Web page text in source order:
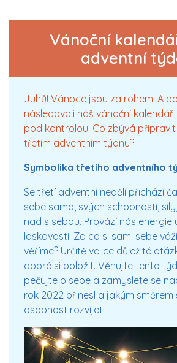
Vánoční
adventní
Juhů! Vánoce jsou za rohem! A
následovali náš vánoční
pod kontrolou. Co zbývá
třetím adventním týdnu?
Symbolika třetího adventního
Se třetí adventní nedělí přichází
sebe sama, svých schopností,
nad s sebou. Provází nás energie
laskavosti. Za co si sami sebe
věříme? Určitě velice důležité
dobré si položit. Věnujte tento
pečujte o sebe a zamyslete se
rok 2022 přinesl a jakým
osobnost rozvíjet.